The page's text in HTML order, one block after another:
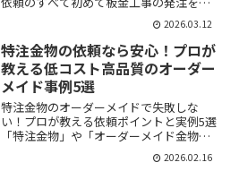
えている方の中には、「どこに頼めば安
心？」「費用や見積の基準がわからな
い」「専門的な内容で失敗しないか不
安…」といった悩みや疑問をお...
2026.03.12
特注金物の依頼なら安心！プロが
教える低コスト高品質のオーダー
メイド事例5選
特注金物のオーダーメイドで失敗しな
い！プロが教える依頼ポイントと実例5選
「特注金物」や「オーダーメイド金物」
を検討中だけど、どこに頼めばいいの？
コストは高い？仕上がりは本当に満足で
2026.02.16